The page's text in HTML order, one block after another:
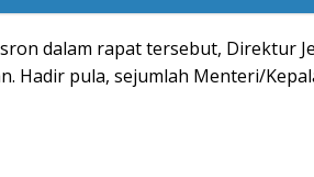
dalam rapat tersebut, Direktur
Hadir pula, sejumlah Menteri/